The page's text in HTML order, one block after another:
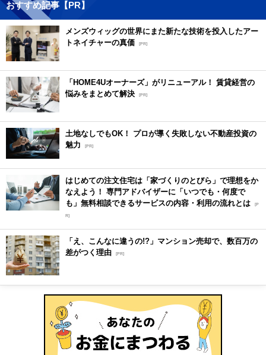
おすすめ記事【PR】
メンズウィッグの世界にまた新たな技術を投入したアー
トネイチャーの真価 [PR]
「HOME4Uオーナーズ」がリニューアル！ 賃貸経営の
悩みをまとめて解決 [PR]
土地なしでもOK！ プロが導く失敗しない不動産投資の
魅力
[PR]
はじめての注文住宅は「家づくりのとびら」で理想をか
なえよう！ 専門アドバイザーに「いつでも・何度で
も」無料相談できるサービスの内容・利用の流れとは [P
R]
「え、こんなに違うの!?」マンション売却で、数百万の
差がつく理由 [PR]